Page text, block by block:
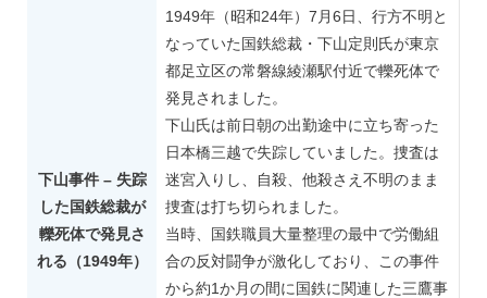
下山事件 – 失踪
した国鉄総裁が
轢死体で発見さ
れる（1949年）
1949年（昭和24年）7月6日、行方不明と
なっていた国鉄総裁・下山定則氏が東京
都足立区の常磐線綾瀬駅付近で轢死体で
発見されました。
下山氏は前日朝の出勤途中に立ち寄った
日本橋三越で失踪していました。捜査は
迷宮入りし、自殺、他殺さえ不明のまま
捜査は打ち切られました。
当時、国鉄職員大量整理の最中で労働組
合の反対闘争が激化しており、この事件
から約1か月の間に国鉄に関連した三鷹事